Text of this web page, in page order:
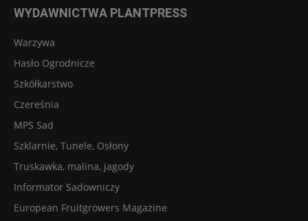
WYDAWNICTWA PLANTPRESS
Warzywa
Hasło Ogrodnicze
Szkółkarstwo
Czereśnia
MPS Sad
Szklarnie, Tunele, Osłony
Truskawka, malina, jagody
Informator Sadowniczy
European Fruitgrowers Magazine